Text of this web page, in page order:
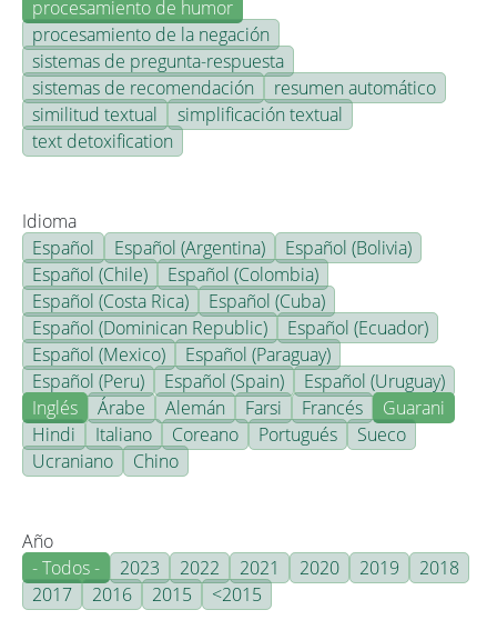
procesamiento de humor
procesamiento de la negación
sistemas de pregunta-respuesta
sistemas de recomendación
resumen automático
similitud textual
simplificación textual
text detoxification
Idioma
Español
Español (Argentina)
Español (Bolivia)
Español (Chile)
Español (Colombia)
Español (Costa Rica)
Español (Cuba)
Español (Dominican Republic)
Español (Ecuador)
Español (Mexico)
Español (Paraguay)
Español (Peru)
Español (Spain)
Español (Uruguay)
Inglés
Árabe Alemán Farsi Francés
Guarani
Hindi
Italiano Coreano Portugués
Sueco
Ucraniano
Chino
Año
- Todos -
2023 2022 2021 2020 2019
2018
2017
2016 2015 <2015